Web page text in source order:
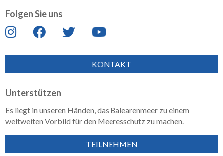
Folgen Sie uns
KONTAKT
Unterstützen
Es liegt in unseren Händen, das Balearenmeer zu einem
weltweiten Vorbild für den Meeresschutz zu machen.
TEILNEHMEN